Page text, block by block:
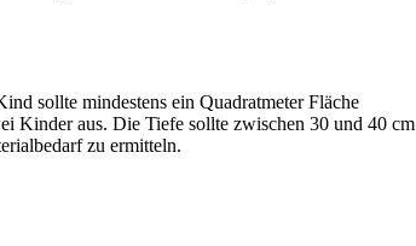
sollte mindestens ein Quadratmeter Fläche
Kinder aus. Die Tiefe sollte zwischen 30 und 40 cm
zu ermitteln.